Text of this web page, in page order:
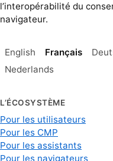
l’interopérabilité du
navigateur.
English Français
Nederlands
L’ÉCOSYSTÈME
Pour les utilisateurs
Pour les CMP
Pour les assistants
Pour les navigateurs